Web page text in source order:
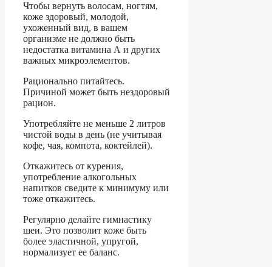
Чтобы вернуть волосам, ногтям,
коже здоровый, молодой,
ухоженный вид, в вашем
организме не должно быть
недостатка витамина А и других
важных микроэлементов.
Рационально питайтесь.
Причиной может быть нездоровый
рацион.
Употребляйте не меньше 2 литров
чистой воды в день (не учитывая
кофе, чая, компота, коктейлей).
Откажитесь от курения,
употребление алкогольных
напитков сведите к минимуму или
тоже откажитесь.
Регулярно делайте гимнастику
шеи. Это позволит коже быть
более эластичной, упругой,
нормализует ее баланс.